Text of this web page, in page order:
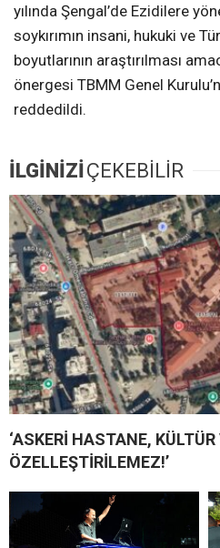
yılında Şengal’de Ezidilere
soykırımın insani, hukuki ve
boyutlarının araştırılması
önergesi TBMM Genel
reddedildi.
İLGİNİZİÇEKEBİLİR
‘ASKERİ HASTANE,
ÖZELLEŞTİRİLEMEZ!’